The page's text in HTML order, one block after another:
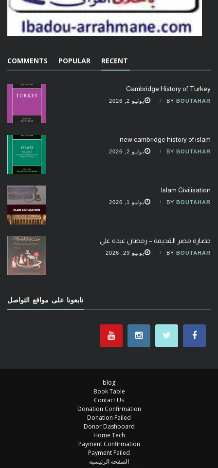
RECENT
POPULAR
COMMENTS
Cambridge History of Turkey
BY BOUTAHAR يوليو 2, 2026
new cambridge history of islam
BY BOUTAHAR يوليو 2, 2026
Islam Civilisation
BY BOUTAHAR يوليو 1, 2026
حضارة مصر القديمة – رمضان عبده علي
BY BOUTAHAR يونيو 29, 2026
تابعونا على مواقع التواصل
blog
Book Table
Contact Us
Donation Confirmation
Donation Failed
Donor Dashboard
Home Tech
Payment Confirmation
Payment Failed
الصفحة الرئيسية